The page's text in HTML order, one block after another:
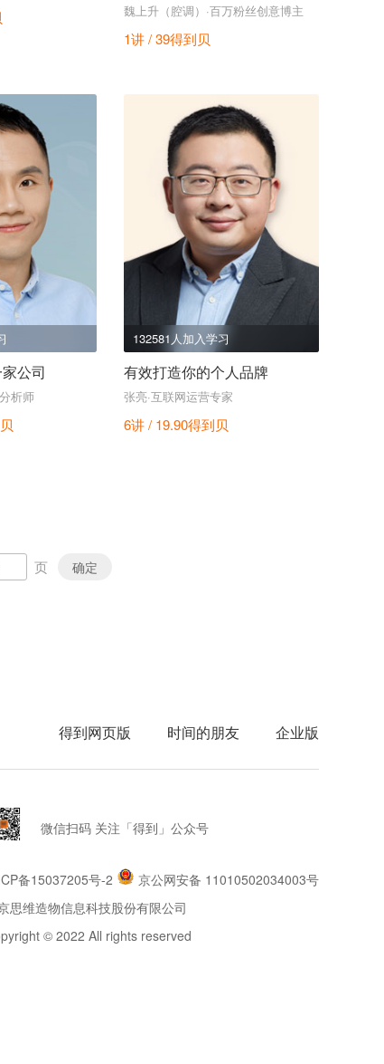
魏上升（腔调）·百万粉丝创意博主
1讲 / 39得到贝
公司
析师
132581人加入学习
有效打造你的个人品牌
张亮·互联网运营专家
6讲 / 19.90得到贝
页 确定
得到网页版 时间的朋友 企业版
微信扫码 关注「得到」公众号
备15037205号-2
京公网安备 11010502034003号
思维造物信息科技股份有限公司
© 2022 All rights reserved